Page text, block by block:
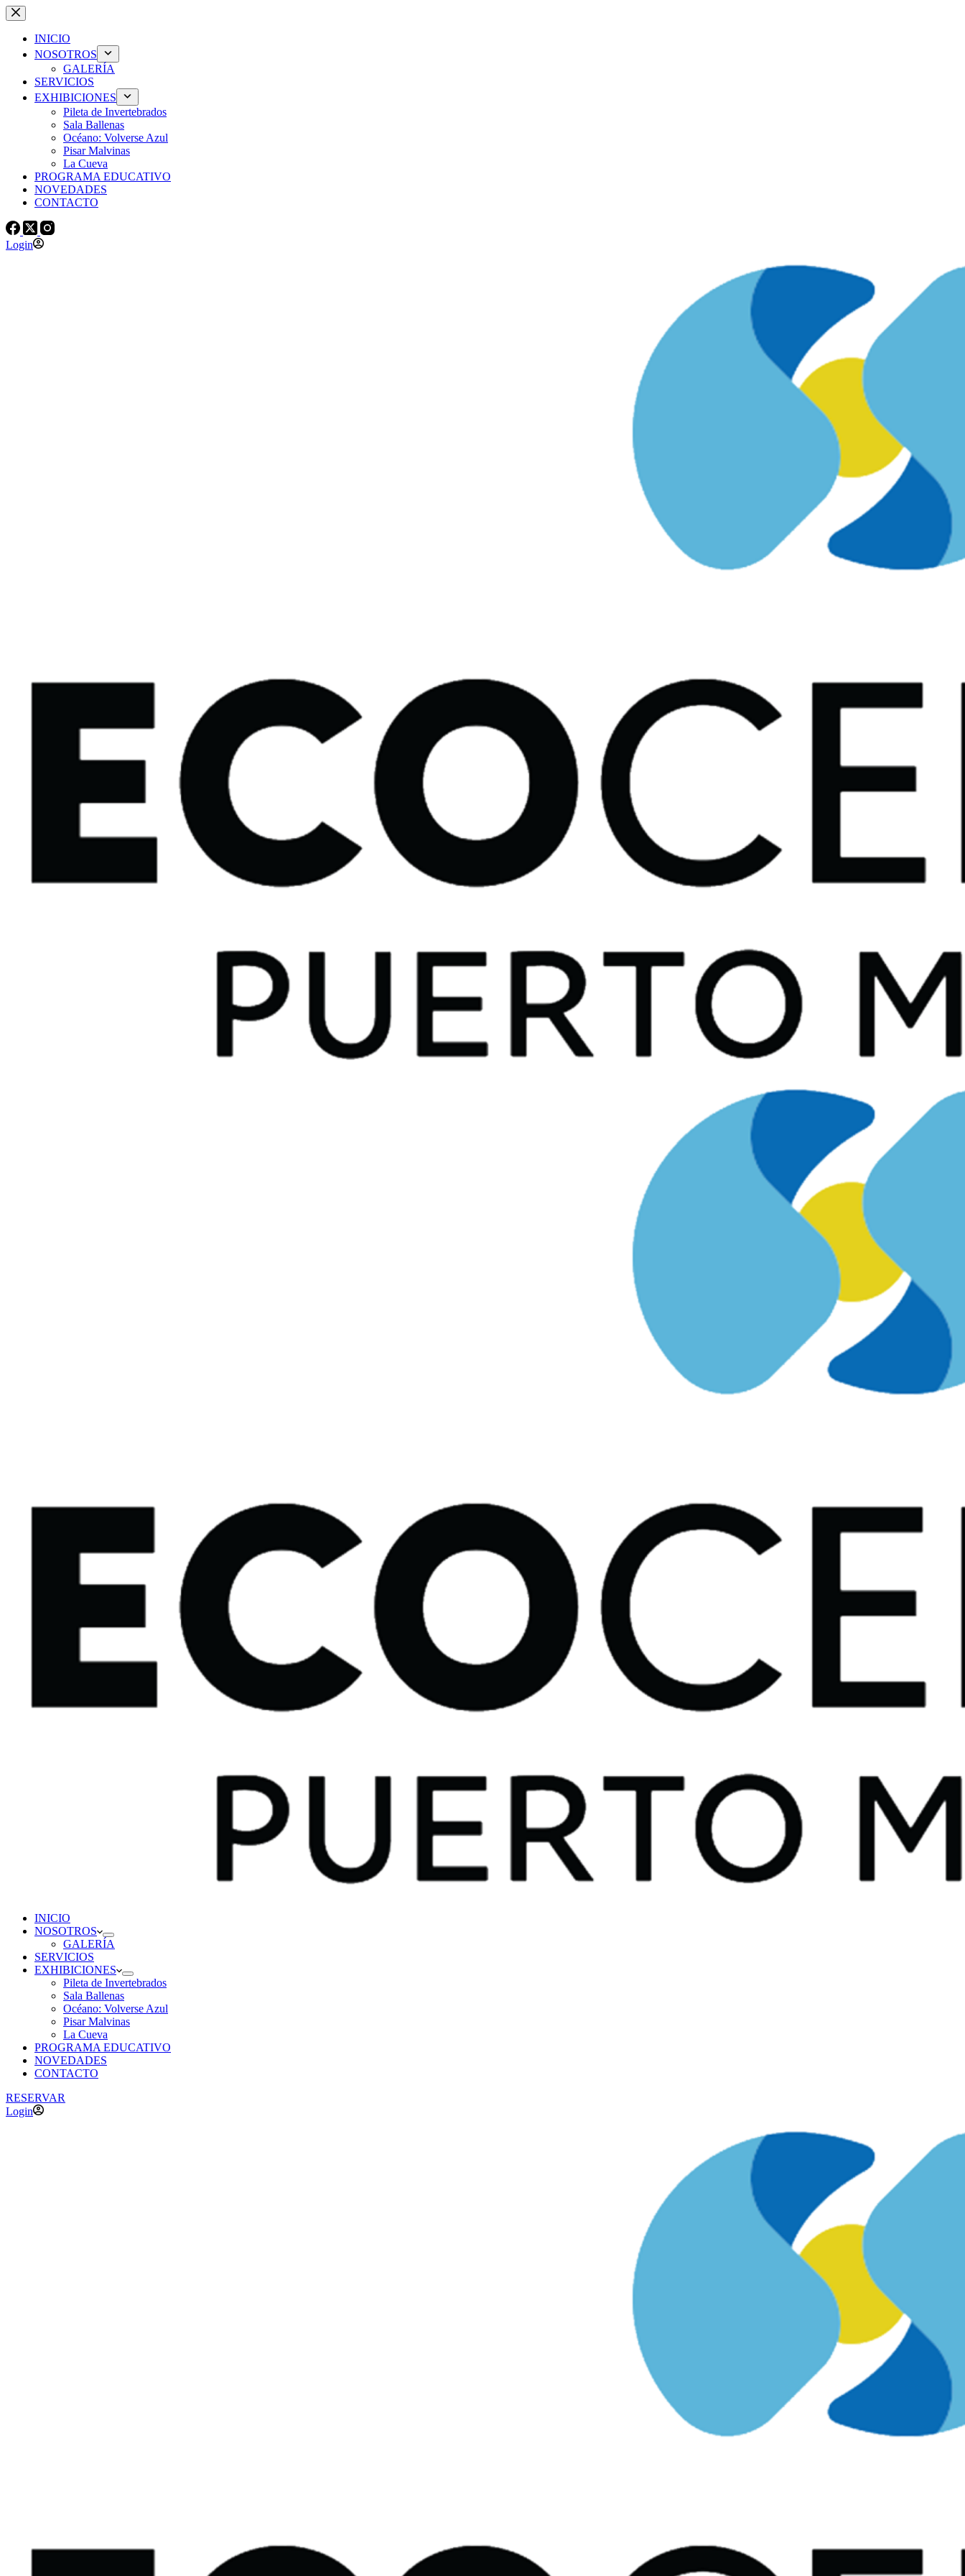
Skip
to
contentINICIO
NOSOTROS
GALERÍA
SERVICIOS
EXHIBICIONES
Pileta de Invertebrados
Sala Ballenas
Océano: Volverse Azul
Pisar Malvinas
La Cueva
PROGRAMA EDUCATIVO
NOVEDADES
CONTACTO
Login
INICIO
NOSOTROS
GALERÍA
SERVICIOS
EXHIBICIONES
Pileta de Invertebrados
Sala Ballenas
Océano: Volverse Azul
Pisar Malvinas
La Cueva
PROGRAMA EDUCATIVO
NOVEDADES
CONTACTO
RESERVAR
Login